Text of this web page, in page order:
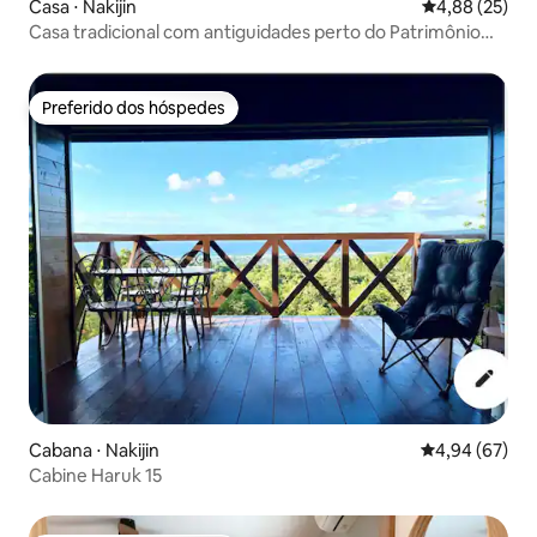
Casa ⋅ Nakijin 4,88 de uma
4,88 (25)
Casa tradicional com antiguidades perto do Patrimônio
Preferido dos hóspedes
Preferido dos hóspedes
Cabana ⋅ Nakijin 4,94 de uma
4,94 (67)
Cabine Haruk 15